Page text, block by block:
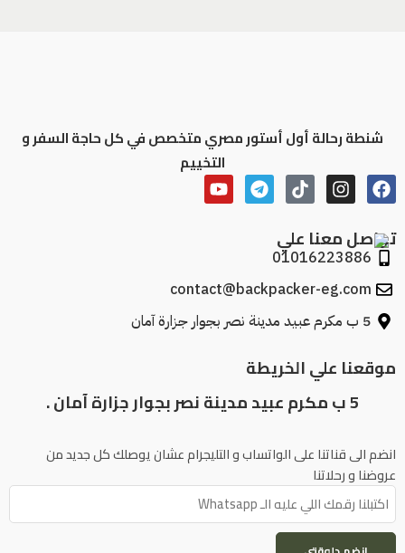
شنطة رحالة أول أستور مصري متخصص في كل حاجة السفر و
التخييم
تواصل معنا علي
01016223886
contact@backpacker-eg.com
5 ب مكرم عبيد مدينة نصر بجوار جزارة آمان
موقعنا علي الخريطة
5 ب مكرم عبيد مدينة نصر بجوار جزارة آمان .
انضم الى قناتنا على الواتساب و التليجرام عشان يوصلك كل جديد من
عروضنا و رحلاتنا